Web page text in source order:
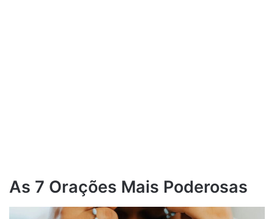
As 7 Orações Mais Poderosas